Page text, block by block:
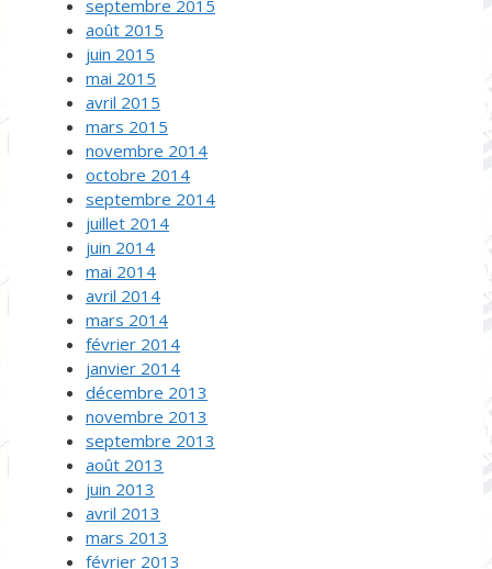
septembre 2015
août 2015
juin 2015
mai 2015
avril 2015
mars 2015
novembre 2014
octobre 2014
septembre 2014
juillet 2014
juin 2014
mai 2014
avril 2014
mars 2014
février 2014
janvier 2014
décembre 2013
novembre 2013
septembre 2013
août 2013
juin 2013
avril 2013
mars 2013
février 2013